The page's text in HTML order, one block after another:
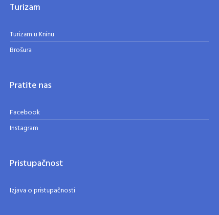
Turizam
Turizam u Kninu
Brošura
Pratite nas
Facebook
Instagram
Pristupačnost
Izjava o pristupačnosti